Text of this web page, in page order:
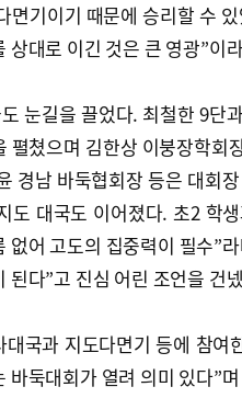
면기이기 때문에 승리할 수
상대로 이긴 것은 큰 영광”이
눈길을 끌었다. 최철한 9단
펼쳤으며 김한상 이붕장학회
경남 바둑협회장 등은 대회
도 대국도 이어졌다. 초2 학
없어 고도의 집중력이 필수”
된다”고 진심 어린 조언을 건
대국과 지도다면기 등에 참여
바둑대회가 열려 의미 있다”